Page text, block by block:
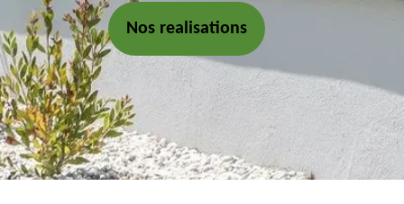
Nos realisations